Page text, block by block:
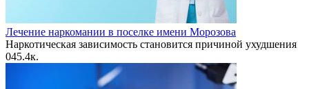
Лечение наркомании в поселке имени Морозова
Наркотическая зависимость становится причиной ухудшения
045.4к.